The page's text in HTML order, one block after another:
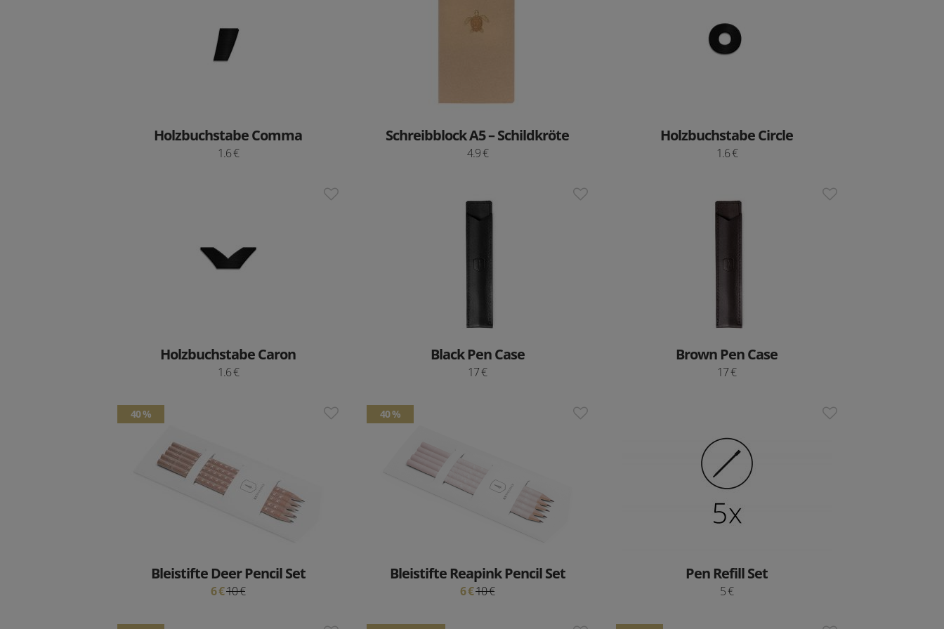
Holzbuchstabe Comma
1.6 €
Schreibblock A5 – Schildkröte
4.9 €
Holzbuchstabe Circle
1.6 €
Holzbuchstabe Caron
1.6 €
Black Pen Case
17 €
Brown Pen Case
17 €
40 %
Bleistifte Deer Pencil Set
6 €10 €
40 %
Bleistifte Reapink Pencil Set
6 €10 €
Pen Refill Set
5 €